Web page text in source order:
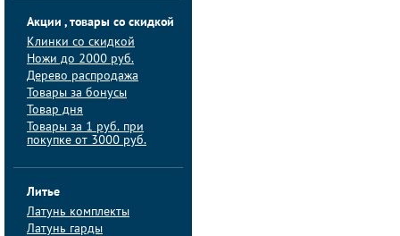
Акции , товары со скидкой
Клинки со скидкой
Ножи до 2000 руб.
Дерево распродажа
Товары за бонусы
Товар дня
Товары за 1 руб. при
покупке от 3000 руб.
Литье
Латунь комплекты
Латунь гарды